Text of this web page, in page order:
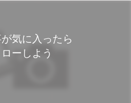
気に入ったら
ーしよう